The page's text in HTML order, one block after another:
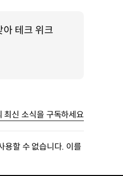
테크 위크
최신 소식을 구독하세요
용할 수 없습니다. 이를